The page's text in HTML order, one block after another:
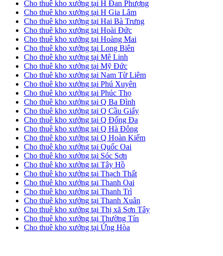
Cho thuê kho xưởng tại H Đan Phượng
Cho thuê kho xưởng tại H Gia Lâm
Cho thuê kho xưởng tại Hai Bà Trưng
Cho thuê kho xưởng tại Hoài Đức
Cho thuê kho xưởng tại Hoàng Mai
Cho thuê kho xưởng tại Long Biên
Cho thuê kho xưởng tại Mê Linh
Cho thuê kho xưởng tại Mỹ Đức
Cho thuê kho xưởng tại Nam Từ Liêm
Cho thuê kho xưởng tại Phú Xuyên
Cho thuê kho xưởng tại Phúc Thọ
Cho thuê kho xưởng tại Q Ba Đình
Cho thuê kho xưởng tại Q Cầu Giấy
Cho thuê kho xưởng tại Q Đống Đa
Cho thuê kho xưởng tại Q Hà Đông
Cho thuê kho xưởng tại Q Hoàn Kiếm
Cho thuê kho xưởng tại Quốc Oai
Cho thuê kho xưởng tại Sóc Sơn
Cho thuê kho xưởng tại Tây Hồ
Cho thuê kho xưởng tại Thạch Thất
Cho thuê kho xưởng tại Thanh Oai
Cho thuê kho xưởng tại Thanh Trì
Cho thuê kho xưởng tại Thanh Xuân
Cho thuê kho xưởng tại Thị xã Sơn Tây
Cho thuê kho xưởng tại Thường Tín
Cho thuê kho xưởng tại Ứng Hòa